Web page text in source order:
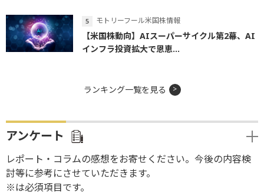
モトリーフール米国株情報
【米国株動向】AIスーパーサイクル第2幕、AI
インフラ投資拡大で恩恵...
ランキング一覧を見る
アンケート
レポート・コラムの感想をお寄せください。今後の内容検
討等に参考にさせていただきます。
※は必須項目です。